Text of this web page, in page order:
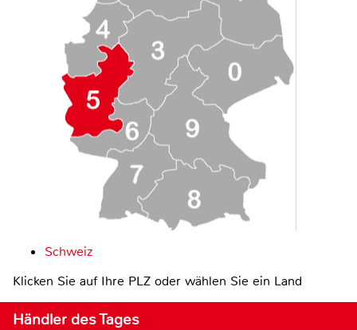
Schweiz
Klicken Sie auf Ihre PLZ oder wählen Sie ein Land
Händler des Tages